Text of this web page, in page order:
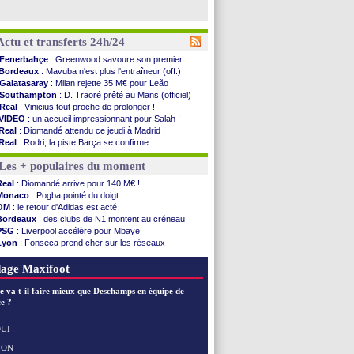
et transferts 24h/24
Fenerbahçe : Greenwood savoure son premier ...
: Mavuba n'est plus l'entraîneur (off.)
Galatasaray : Milan rejette 35 M€ pour Leão
Southampton : D. Traoré prêté au Mans (officiel)
Real : Vinicius tout proche de prolonger !
: un accueil impressionnant pour Salah !
: Diomandé attendu ce jeudi à Madrid !
: Rodri, la piste Barça se confirme
: Akliouche arrive ce jeudi à Paris !
Médias: la Liga quitte beIN Sports !
PSG: pas d'inquiétude pour Rafael Pol
Real : ça se complique pour Rodri !
Barça: Ferran Torres donne son feu vert au ...
FIFA: des excuses après le projet
: c'est fait pour Fekir (officiel)
Real : réponse imminente de Vinicius
Arsenal: Nørgaard transféré à Everton (off.)
PSG : Luis Enrique satisfait malgré tout
: Zabiri n'est pas fan de la L1
+ populaires du moment
: Diomandé arrive pour 140 M€ !
: Pogba pointé du doigt
: le retour d'Adidas est acté
: des clubs de N1 montent au créneau
: Liverpool accélère pour Mbaye
: Fonseca prend cher sur les réseaux
: une nouvelle offre pour Vinicius
Maxifoot
va t-il faire mieux que Deschamps en équipe de
?